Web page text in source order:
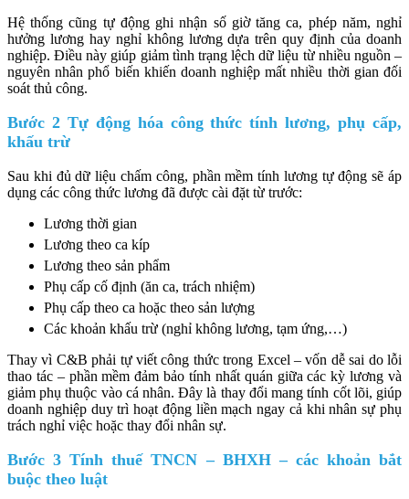
Hệ thống cũng tự động ghi nhận số giờ tăng ca, phép năm, nghỉ
hưởng lương hay nghỉ không lương dựa trên quy định của doanh
nghiệp. Điều này giúp giảm tình trạng lệch dữ liệu từ nhiều nguồn –
nguyên nhân phổ biến khiến doanh nghiệp mất nhiều thời gian đối
soát thủ công.
Bước 2 Tự động hóa công thức tính lương, phụ cấp,
khấu trừ
Sau khi đủ dữ liệu chấm công, phần mềm tính lương tự động sẽ áp
dụng các công thức lương đã được cài đặt từ trước:
Lương thời gian
Lương theo ca kíp
Lương theo sản phẩm
Phụ cấp cố định (ăn ca, trách nhiệm)
Phụ cấp theo ca hoặc theo sản lượng
Các khoản khấu trừ (nghỉ không lương, tạm ứng,…)
Thay vì C&B phải tự viết công thức trong Excel – vốn dễ sai do lỗi
thao tác – phần mềm đảm bảo tính nhất quán giữa các kỳ lương và
giảm phụ thuộc vào cá nhân. Đây là thay đổi mang tính cốt lõi, giúp
doanh nghiệp duy trì hoạt động liền mạch ngay cả khi nhân sự phụ
trách nghỉ việc hoặc thay đổi nhân sự.
Bước 3 Tính thuế TNCN – BHXH – các khoản bắt
buộc theo luật